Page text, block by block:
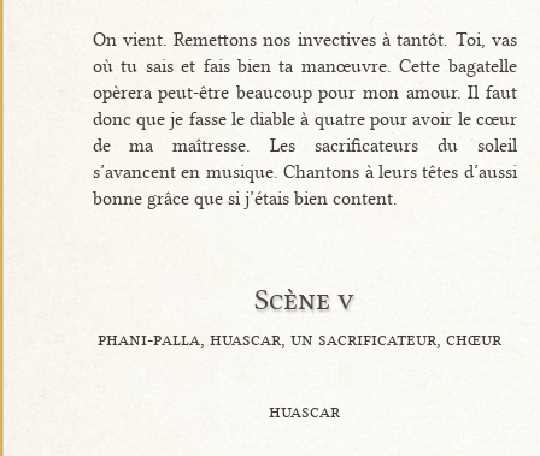
On vient. Remettons nos invectives à tantôt. Toi, vas
où tu sais et fais bien ta manœuvre. Cette bagatelle
opèrera peut-être beaucoup pour mon amour. Il faut
donc que je fasse le diable à quatre pour avoir le cœur
de ma maîtresse. Les sacrificateurs du soleil
s’avancent en musique. Chantons à leurs têtes d’aussi
bonne grâce que si j’étais bien content.
Scène v
phani-palla, huascar, un sacrificateur, chœur
huascar